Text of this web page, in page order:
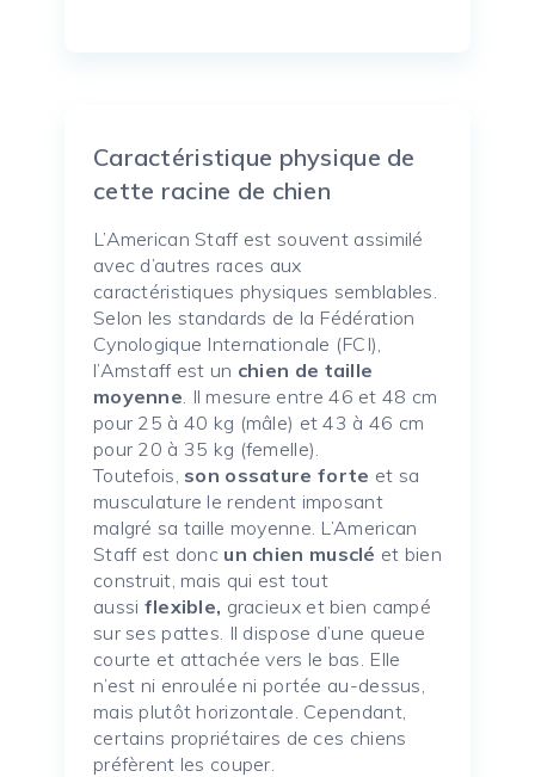
Caractéristique physique de
cette racine de chien
L’American Staff est souvent assimilé
avec d’autres races aux
caractéristiques physiques semblables.
Selon les standards de la Fédération
Cynologique Internationale (FCI),
l’Amstaff est un chien de taille
moyenne . Il mesure entre 46 et 48 cm
pour 25 à 40 kg (mâle) et 43 à 46 cm
pour 20 à 35 kg (femelle).
Toutefois, son ossature forte et sa
musculature le rendent imposant
malgré sa taille moyenne. L’American
Staff est donc un chien musclé et bien
construit, mais qui est tout
aussi flexible, gracieux et bien campé
sur ses pattes. Il dispose d’une queue
courte et attachée vers le bas. Elle
n’est ni enroulée ni portée au-dessus,
mais plutôt horizontale. Cependant,
certains propriétaires de ces chiens
préfèrent les couper.